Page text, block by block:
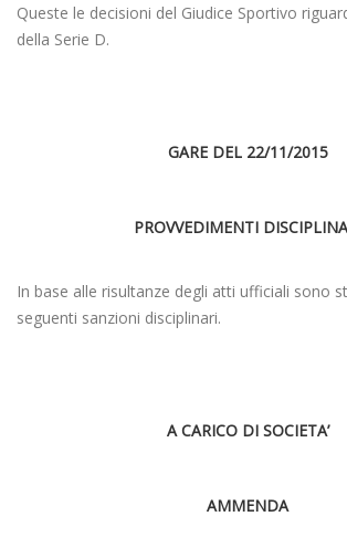
Queste le decisioni del Giudice Sportivo
della Serie D.
GARE DEL 22/11/2015
PROVVEDIMENTI
In base alle risultanze degli atti ufficiali sono
seguenti sanzioni disciplinari.
A CARICO DI SOCIETA’
AMMENDA